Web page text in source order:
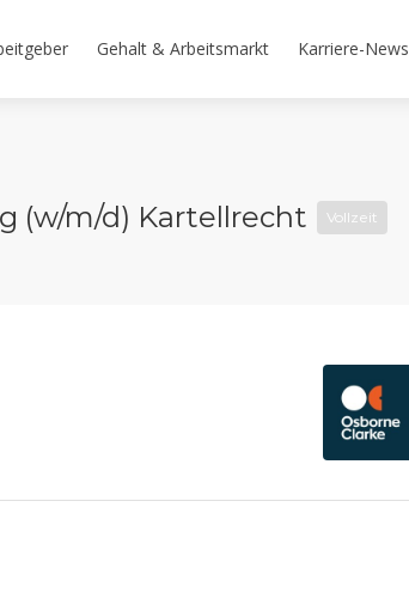
Gehalt & Arbeitsmarkt Karriere-News
(w/m/d) Kartellrecht Vollzeit